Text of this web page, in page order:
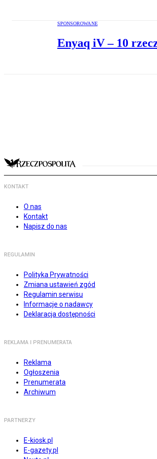
SPONSOROWANE
Enyaq iV – 10
KONTAKT
O nas
Kontakt
Napisz do nas
REGULAMIN
Polityka Prywatności
Zmiana ustawień zgód
Regulamin serwisu
Informacje o nadawcy
Deklaracja dostępności
REKLAMA I PRENUMERATA
Reklama
Ogłoszenia
Prenumerata
Archiwum
PARTNERZY
E-kiosk.pl
E-gazety.pl